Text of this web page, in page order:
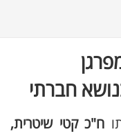
חברתי
ח"כ קטי שיטרית,